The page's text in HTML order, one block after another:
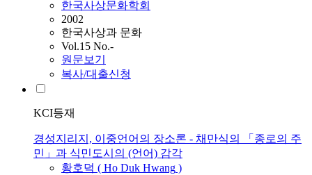
한국사상문화학회
2002
한국사상과 문화
Vol.15 No.-
원문보기
복사/대출신청
KCI등재
경성지리지, 이중언어의 장소론 - 채만식의 「종로의 주
민」과 식민도시의 (언어) 감각
황호덕 ( Ho Duk Hwang )